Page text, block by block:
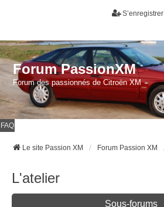
S’enregistrer
Forum PassionXM
Forum des passionnés de Citroën XM
FAQ
Le site Passion XM Forum Passion XM
L'atelier
Sous-forums